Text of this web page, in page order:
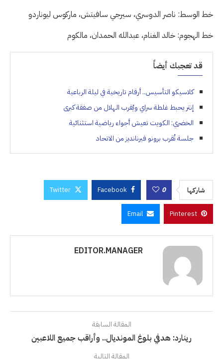
خط الوسط: ناصر الدوسري، سيرجي سافيتش، ماركوس ليوناردو
خط الهجوم: خالد الغنام، عبدالله الحمدان، مالكوم
قد تعجبك أيضاً
كلاسيكو التأسيس.. أرقام تاريخية في ليلة الرباعية
إنتر يحبط غلطة سراي ويُقرب الهلال من صفقة كبرى
الخضري: الكويت تعيش أجواء رياضية استثنائية
جلسة تُقرب برونو فيرنانديز من الاتحاد
شاركها 0
Facebook
Twitter
Pinterest
Email
EDITOR.MANAGER
المقالة السابقة
رينارد: هدفي بلوغ المونديال.. وأراقب جميع اللاعبين
المقالة التالية